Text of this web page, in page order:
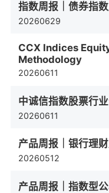
指数周报｜债券指
20260629
CCX Indices
Methodology
20260611
中诚信指数股票行
20260611
产品周报｜银行理
20260512
产品周报｜指数型